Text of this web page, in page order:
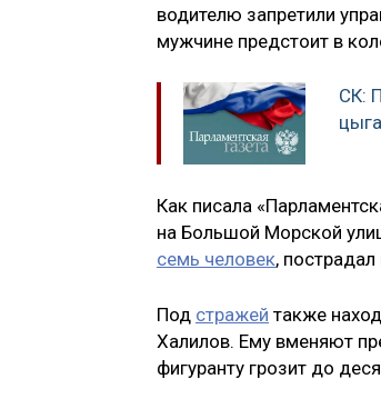
водителю запретили
мужчине предстоит в
СК:
Как писала
на Большой Морской
семь человек,
Под стражей также
Халилов. Ему вменяют
фигуранту грозит до